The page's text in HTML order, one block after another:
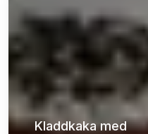
Kladdkaka med